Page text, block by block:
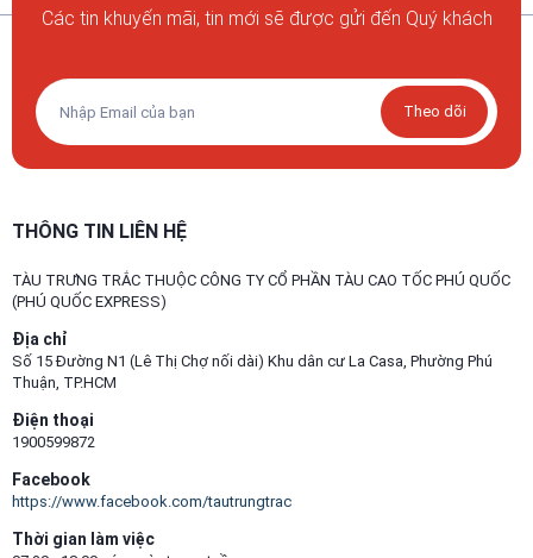
Các tin khuyến mãi, tin mới sẽ được gửi đến Quý khách
Theo dõi
THÔNG TIN LIÊN HỆ
TÀU TRƯNG TRẮC THUỘC CÔNG TY CỔ PHẦN TÀU CAO TỐC PHÚ QUỐC
(PHÚ QUỐC EXPRESS)
Địa chỉ
Số 15 Đường N1 (Lê Thị Chợ nối dài) Khu dân cư La Casa, Phường Phú
Thuận, TP.HCM
Điện thoại
1900599872
Facebook
https://www.facebook.com/tautrungtrac
Thời gian làm việc